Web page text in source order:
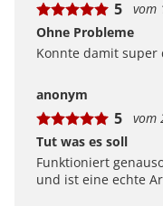
5
vom
Ohne Probleme
Konnte damit super
anonym
5
vom
Tut was es soll
Funktioniert
und ist eine echte